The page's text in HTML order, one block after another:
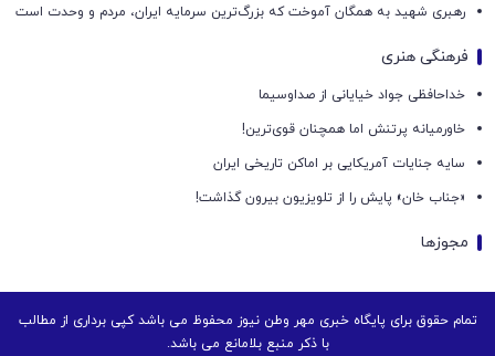
رهبری شهید به همگان آموخت که بزرگ‌ترین سرمایه ایران، مردم و وحدت است
فرهنگی هنری
خداحافظی جواد خیایانی از صداوسیما
خاورمیانه پرتنش اما همچنان قوی‌ترین!
سایه جنایات آمریکایی بر اماکن تاریخی ایران
«جناب خان» پایش را از تلویزیون بیرون گذاشت!
مجوزها
تمام حقوق برای پایگاه خبری مهر وطن نیوز محفوظ می باشد کپی برداری از مطالب
با ذکر منبع بلامانع می باشد.